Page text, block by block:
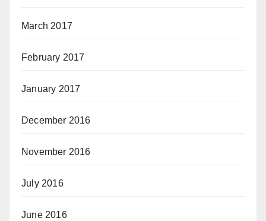
March 2017
February 2017
January 2017
December 2016
November 2016
July 2016
June 2016